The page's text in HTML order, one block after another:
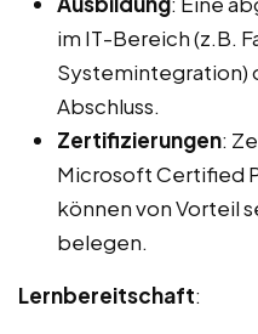
im IT-Bereich (z.B.
Systemintegration)
Abschluss.
Zertifizierungen:
Microsoft Certified
können von Vorteil
belegen.
Lernbereitschaft: